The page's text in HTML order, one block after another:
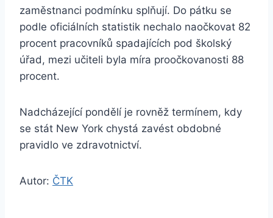
zaměstnanci podmínku splňují. Do pátku se
podle oficiálních statistik nechalo naočkovat 82
procent pracovníků spadajících pod školský
úřad, mezi učiteli byla míra proočkovanosti 88
procent.
Nadcházející pondělí je rovněž termínem, kdy
se stát New York chystá zavést obdobné
pravidlo ve zdravotnictví.
Autor: ČTK